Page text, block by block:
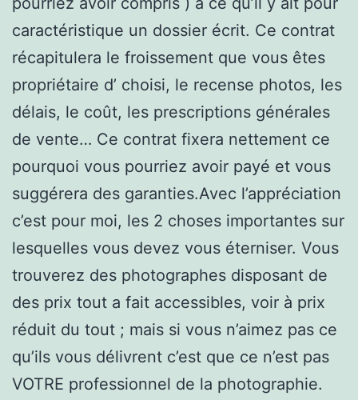
caractéristique un dossier écrit. Ce contrat
récapitulera le froissement que vous êtes
propriétaire d’ choisi, le recense photos, les
délais, le coût, les prescriptions générales
de vente… Ce contrat fixera nettement ce
pourquoi vous pourriez avoir payé et vous
suggérera des garanties.Avec l’appréciation
c’est pour moi, les 2 choses importantes sur
lesquelles vous devez vous éterniser. Vous
trouverez des photographes disposant de
des prix tout a fait accessibles, voir à prix
réduit du tout ; mais si vous n’aimez pas ce
qu’ils vous délivrent c’est que ce n’est pas
VOTRE professionnel de la photographie.